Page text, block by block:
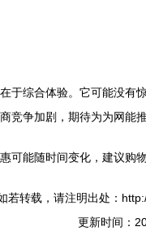
于综合体验。它可能没
争加剧，期待为为网能
可能随时间变化，建议购
若转载，请注明出处：
更新时间：